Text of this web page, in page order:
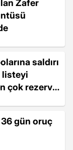
Zafer
saldırı
listeyi
çok rezerve
gün oruç